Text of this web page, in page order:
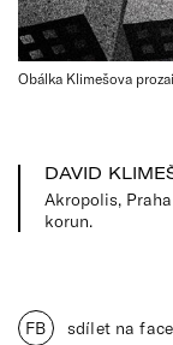
Obálka Klimešova
DAVID
Akropolis,
korun.
FB sdílet na